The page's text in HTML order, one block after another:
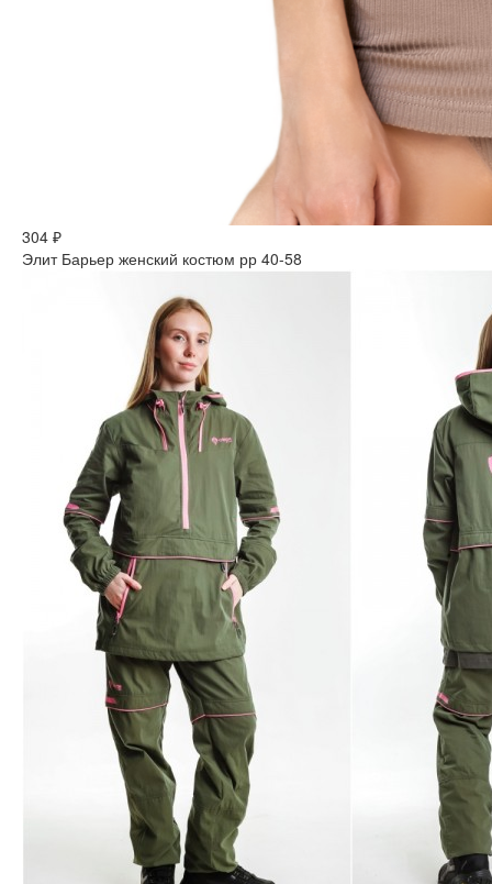
304 ₽
Элит Барьер женский костюм рр 40-58